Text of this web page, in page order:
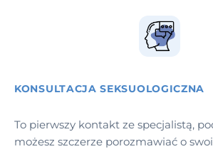
KONSULTACJA SEKSUOLOGICZNA
To pierwszy kontakt ze specjalistą,
możesz szczerze porozmawiać o